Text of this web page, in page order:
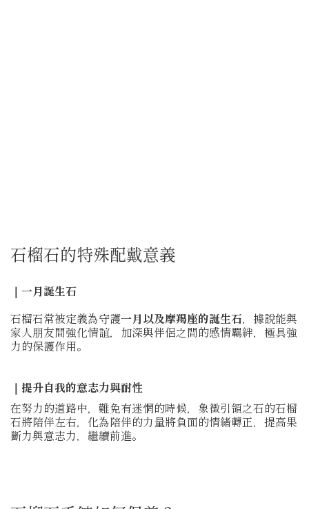
石榴石的特殊配戴意義
｜一月誕生石
石榴石常被定義為守護一月以及摩羯座的誕生石，據說能與
家人朋友間強化情誼，加深與伴侶之間的感情羈絆，極具強
力的保護作用。
｜提升自我的意志力與耐性
在努力的道路中，難免有迷惘的時候，象徵引領之石的石榴
石將陪伴左右，化為陪伴的力量將負面的情緒轉正，提高果
斷力與意志力，繼續前進。